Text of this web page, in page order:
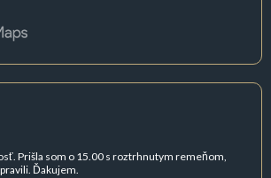
Prišla som o 15.00 s roztrhnutym remeňom,
Ďakujem.